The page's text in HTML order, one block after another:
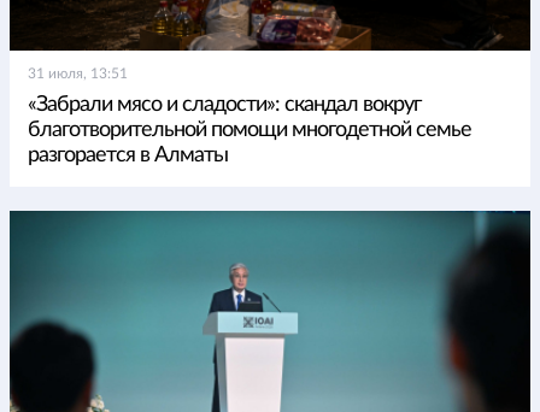
31 июля, 13:51
«Забрали мясо и сладости»: скандал вокруг
благотворительной помощи многодетной семье
разгорается в Алматы